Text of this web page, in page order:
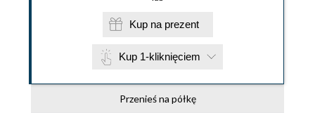
Kup na prezent
Kup 1-kliknięciem
Przenieś na półkę